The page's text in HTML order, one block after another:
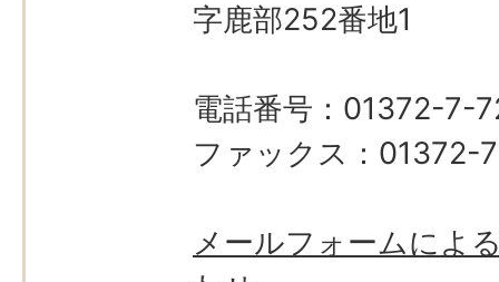
字鹿部252番地1
電話番号：01372-7-
ファックス：01372-
メールフォームによ